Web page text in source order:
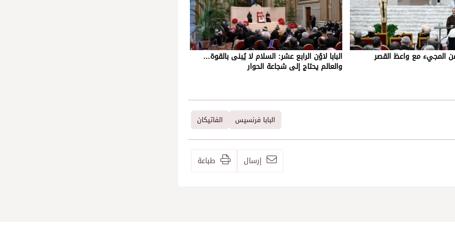
المجيء مع واعظ القصر البابا لاوُن الرابع عشر: السلام لا يُبنى بالقوة…
والعالم يحتاج إلى شجاعة الحوار
البابا فرنسيس الفاتيكان
إرسال طباعة